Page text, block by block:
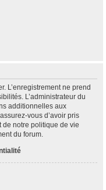
L’enregistrement ne prend
L’administrateur du
additionnelles aux
vous d’avoir pris
de notre politique de vie
du forum.